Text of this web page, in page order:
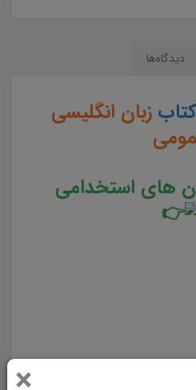
دیدگاه‌ها
کتاب زبان انگلیسی
های استخدامی